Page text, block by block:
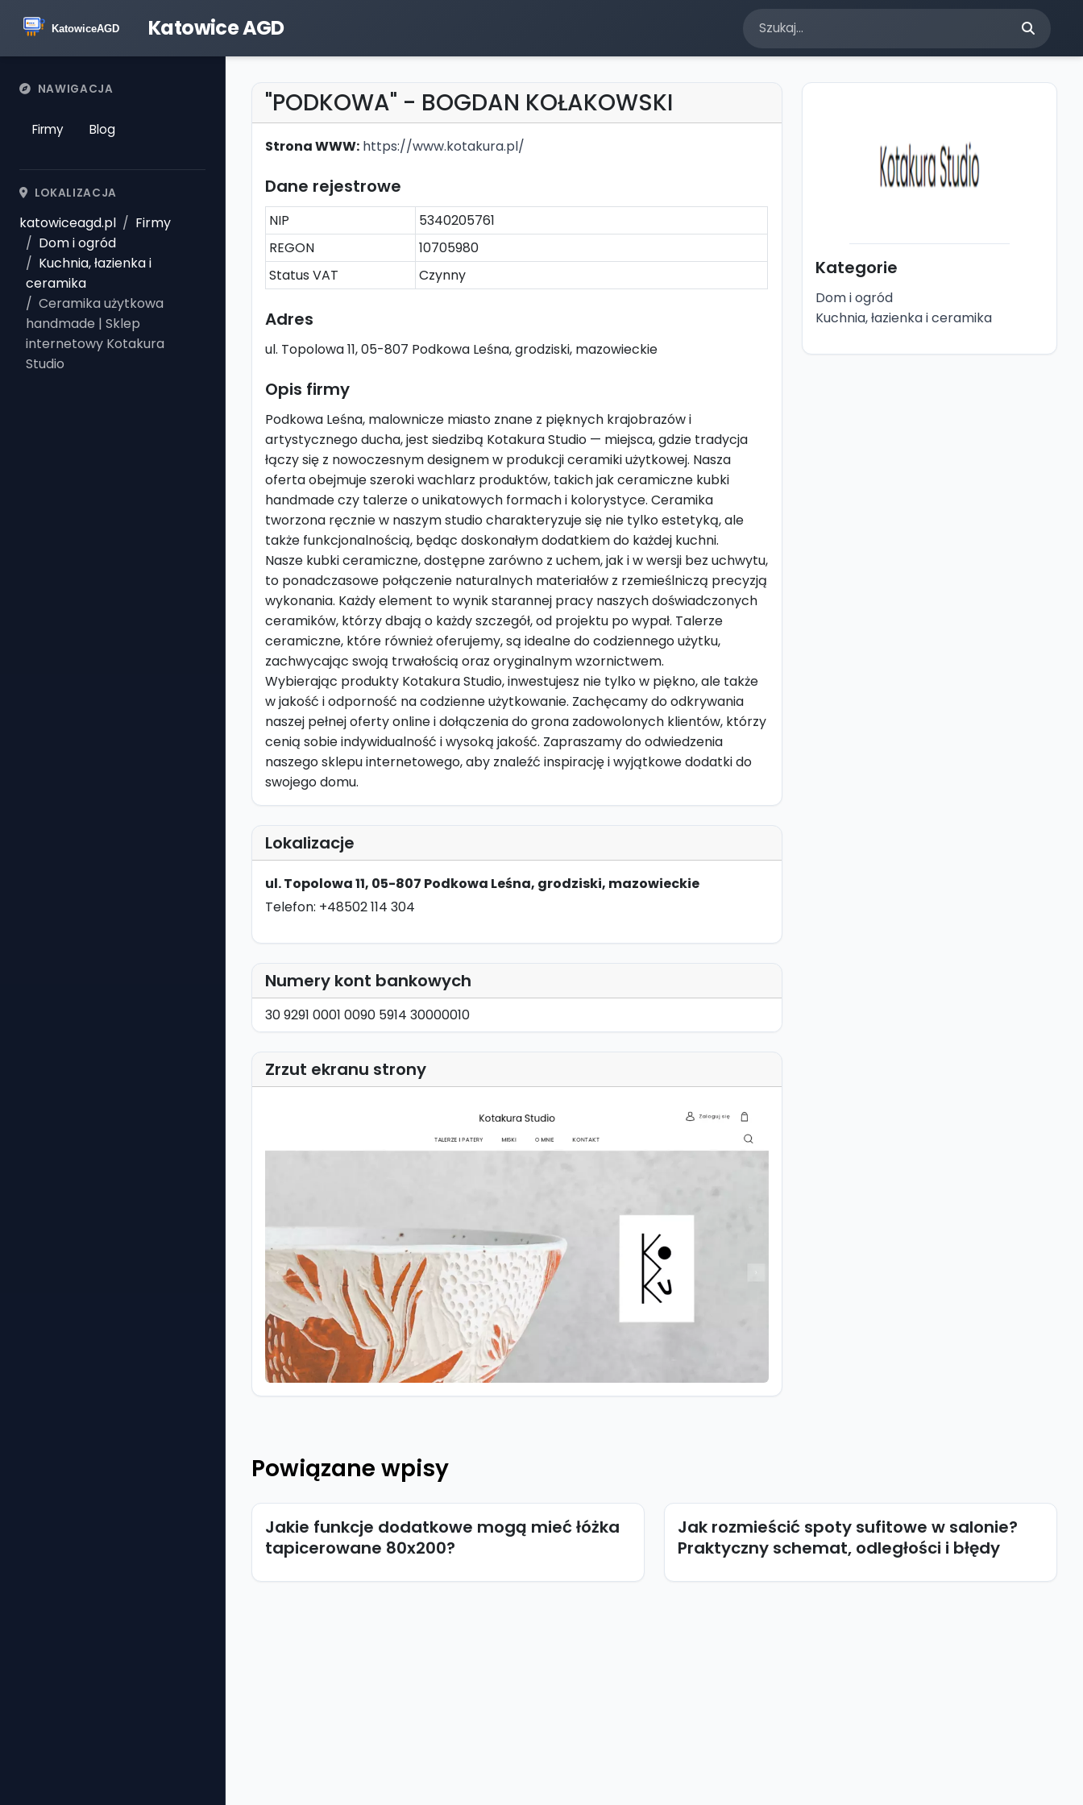
Katowice AGD
NAWIGACJA
Firmy Blog
LOKALIZACJA
katowiceagd.pl
Firmy
Dom i ogród
Kuchnia, łazienka i
ceramika
Ceramika użytkowa
handmade | Sklep
internetowy Kotakura
Studio
"PODKOWA" - BOGDAN KOŁAKOWSKI
Strona WWW: https://www.kotakura.pl/
Dane rejestrowe
NIP
5340205761
REGON
10705980
Status VAT
Czynny
Adres
ul. Topolowa 11, 05-807 Podkowa Leśna, grodziski, mazowieckie
Opis firmy
Podkowa Leśna, malownicze miasto znane z pięknych krajobrazów i
artystycznego ducha, jest siedzibą Kotakura Studio — miejsca, gdzie tradycja
łączy się z nowoczesnym designem w produkcji ceramiki użytkowej. Nasza
oferta obejmuje szeroki wachlarz produktów, takich jak ceramiczne kubki
handmade czy talerze o unikatowych formach i kolorystyce. Ceramika
tworzona ręcznie w naszym studio charakteryzuje się nie tylko estetyką, ale
także funkcjonalnością, będąc doskonałym dodatkiem do każdej kuchni.
Nasze kubki ceramiczne, dostępne zarówno z uchem, jak i w wersji bez uchwytu,
to ponadczasowe połączenie naturalnych materiałów z rzemieślniczą precyzją
wykonania. Każdy element to wynik starannej pracy naszych doświadczonych
ceramików, którzy dbają o każdy szczegół, od projektu po wypał. Talerze
ceramiczne, które również oferujemy, są idealne do codziennego użytku,
zachwycając swoją trwałością oraz oryginalnym wzornictwem.
Wybierając produkty Kotakura Studio, inwestujesz nie tylko w piękno, ale także
w jakość i odporność na codzienne użytkowanie. Zachęcamy do odkrywania
naszej pełnej oferty online i dołączenia do grona zadowolonych klientów, którzy
cenią sobie indywidualność i wysoką jakość. Zapraszamy do odwiedzenia
naszego sklepu internetowego, aby znaleźć inspirację i wyjątkowe dodatki do
swojego domu.
Lokalizacje
ul. Topolowa 11, 05-807 Podkowa Leśna, grodziski, mazowieckie
Telefon: +48502 114 304
Numery kont bankowych
30 9291 0001 0090 5914 30000010
Zrzut ekranu strony
Kategorie
Dom i ogród
Kuchnia, łazienka i ceramika
Powiązane wpisy
Jakie funkcje dodatkowe mogą mieć łóżka
tapicerowane 80x200?
Jak rozmieścić spoty sufitowe w salonie?
Praktyczny schemat, odległości i błędy